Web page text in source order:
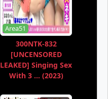
Area51
300NTK-832
[UNCENSORED
LEAKED] Singing Sex
With 3 ... (2023)